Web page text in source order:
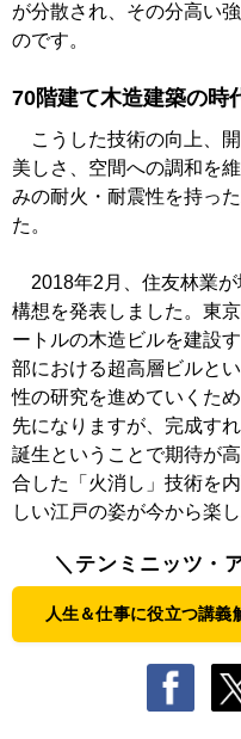
が分散され、その分高い
のです。
70階建て木造建築の時
こうした技術の向上、
美しさ、空間への調和を
みの耐火・耐震性を持っ
た。
2018年2月、住友林業が
構想を発表しました。東
ートルの木造ビルを建設
部における超高層ビルと
性の研究を進めていくた
先になりますが、完成す
誕生ということで期待が
合した「火消し」技術を
しい江戸の姿が今から楽し
＼テンミニッツ・
人生＆仕事に役立つ講義